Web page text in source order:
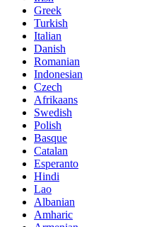
Greek
Turkish
Italian
Danish
Romanian
Indonesian
Czech
Afrikaans
Swedish
Polish
Basque
Catalan
Esperanto
Hindi
Lao
Albanian
Amharic